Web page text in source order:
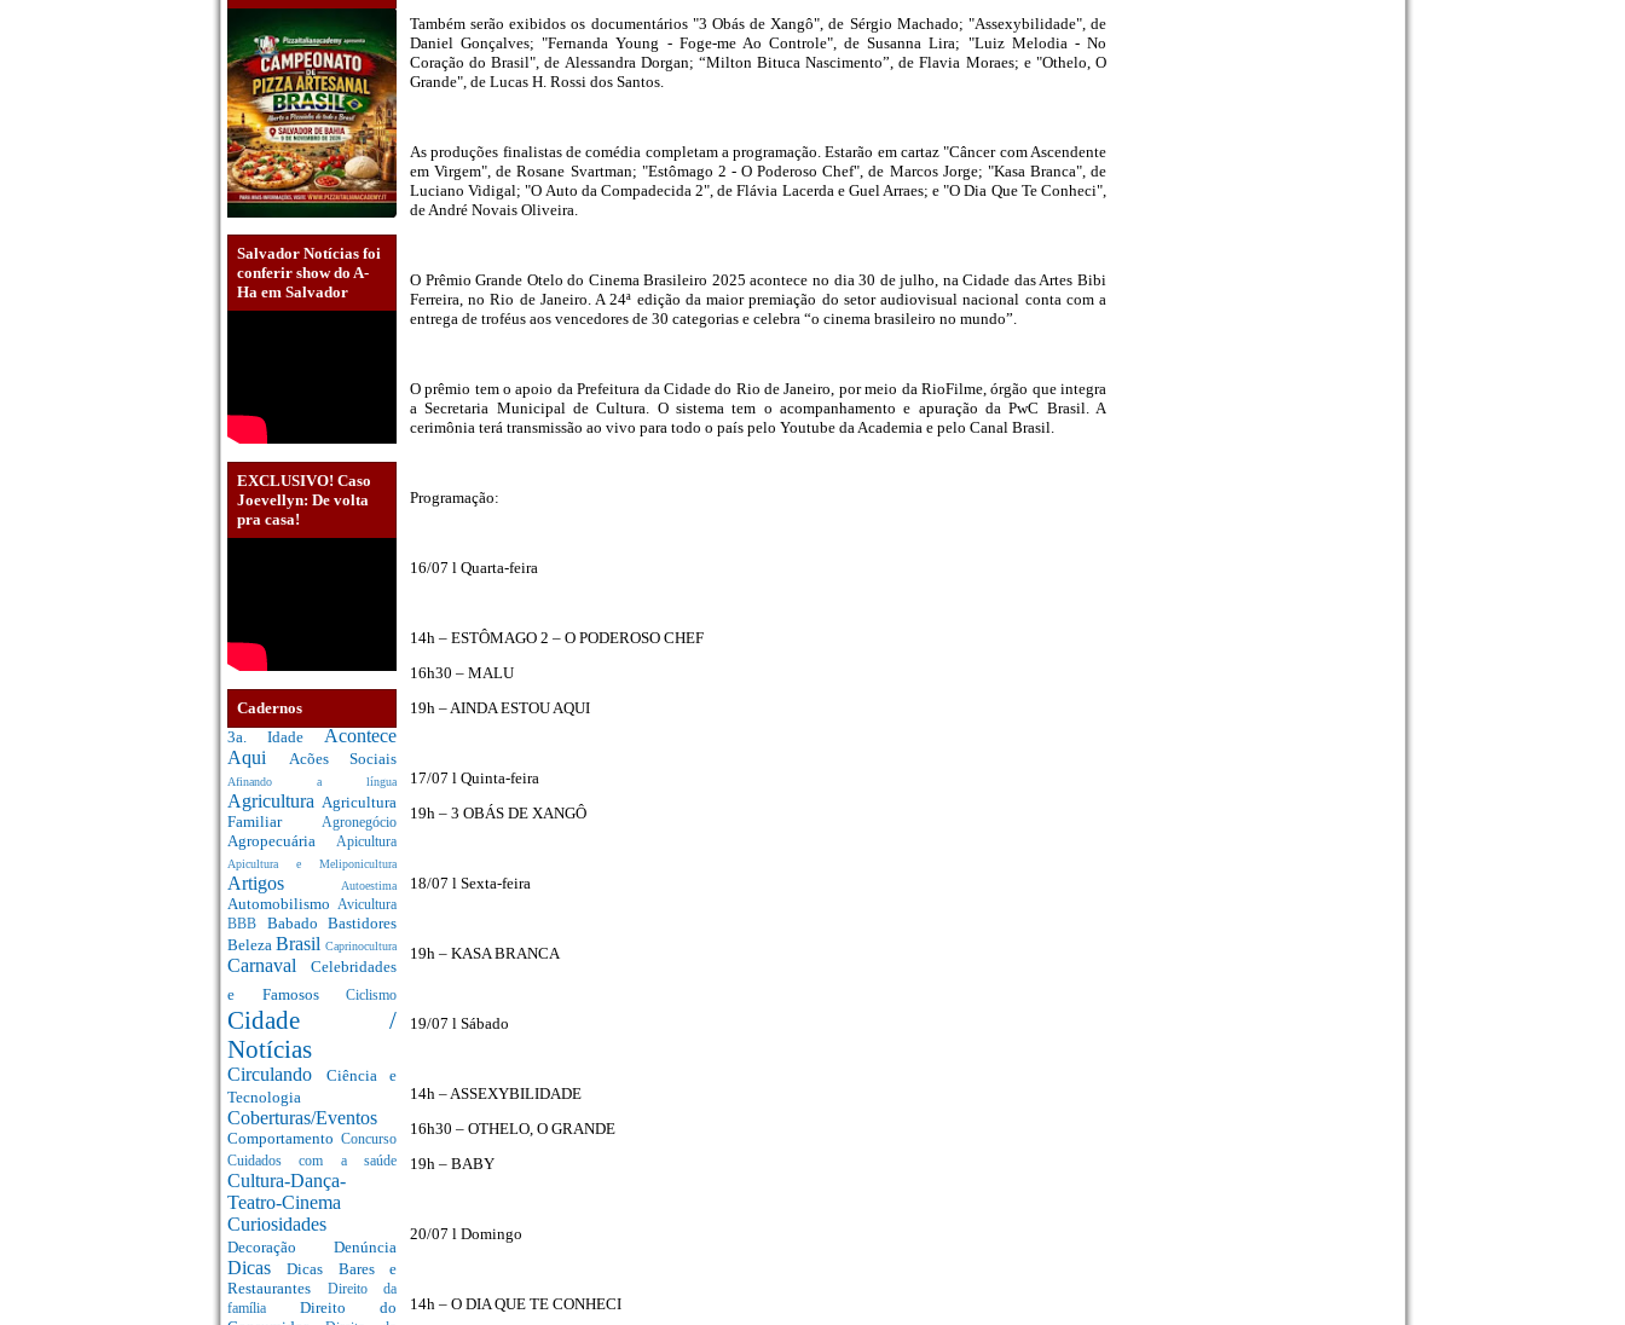
Salvador Notícias foi
conferir show do A-
Ha em Salvador
EXCLUSIVO! Caso
Joevellyn: De volta
pra casa!
Cadernos
3a. Idade Acontece
Aqui Acões Sociais
Afinando a língua
Agricultura Agricultura
Familiar Agronegócio
Agropecuária Apicultura
Apicultura e Meliponicultura
Artigos Autoestima
Automobilismo Avicultura
BBB Babado Bastidores
Beleza Brasil Caprinocultura
Carnaval Celebridades
e Famosos Ciclismo
Cidade /
Notícias
Circulando Ciência e
Tecnologia
Coberturas/Eventos
Comportamento Concurso
Cuidados com a saúde
Cultura-Dança-
Teatro-Cinema
Curiosidades
Decoração Denúncia
DicasDicas Bares e
Restaurantes
Direito da
família Direito do
Também serão exibidos os documentários "3 Obás de Xangô", de Sérgio Machado; "Assexybilidade", de
Daniel Gonçalves; "Fernanda Young - Foge-me Ao Controle", de Susanna Lira; "Luiz Melodia - No
Coração do Brasil", de Alessandra Dorgan; “Milton Bituca Nascimento”, de Flavia Moraes; e "Othelo, O
Grande", de Lucas H. Rossi dos Santos.
As produções finalistas de comédia completam a programação. Estarão em cartaz "Câncer com Ascendente
em Virgem", de Rosane Svartman; "Estômago 2 - O Poderoso Chef", de Marcos Jorge; "Kasa Branca", de
Luciano Vidigal; "O Auto da Compadecida 2", de Flávia Lacerda e Guel Arraes; e "O Dia Que Te Conheci",
de André Novais Oliveira.
O Prêmio Grande Otelo do Cinema Brasileiro 2025 acontece no dia 30 de julho, na Cidade das Artes Bibi
Ferreira, no Rio de Janeiro. A 24ª edição da maior premiação do setor audiovisual nacional conta com a
entrega de troféus aos vencedores de 30 categorias e celebra “o cinema brasileiro no mundo”.
O prêmio tem o apoio da Prefeitura da Cidade do Rio de Janeiro, por meio da RioFilme, órgão que integra
a Secretaria Municipal de Cultura. O sistema tem o acompanhamento e apuração da PwC Brasil. A
cerimônia terá transmissão ao vivo para todo o país pelo Youtube da Academia e pelo Canal Brasil.
Programação:
16/07 l Quarta-feira
14h – ESTÔMAGO 2 – O PODEROSO CHEF
16h30 – MALU
19h – AINDA ESTOU AQUI
17/07 l Quinta-feira
19h – 3 OBÁS DE XANGÔ
18/07 l Sexta-feira
19h – KASA BRANCA
19/07 l Sábado
14h – ASSEXYBILIDADE
16h30 – OTHELO, O GRANDE
19h – BABY
20/07 l Domingo
14h – O DIA QUE TE CONHECI